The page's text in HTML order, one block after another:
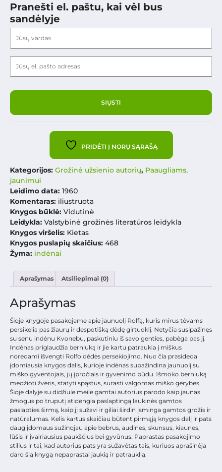
Pranešti el. paštu, kai vėl bus
sandėlyje
PRIDĖTI Į NORŲ SĄRAŠĄ
Kategorijos: Grožinė užsienio autorių, Paaugliams,
jaunimui
Leidimo data: 1960
Komentaras: iliustruota
Knygos būklė: Vidutinė
Leidykla: Valstybinė grožinės literatūros leidykla
Knygos viršelis: Kietas
Knygos puslapių skaičius: 468
Žyma: indėnai
Aprašymas Atsiliepimai (0)
Aprašymas
Šioje knygoje pasakojame apie jaunuolį Rolfą, kuris mirus tėvams
persikelia pas žiaurų ir despotišką dėdę girtuoklį. Netyčia susipažinęs
su senu indėnu Kvonebu, paskutiniu iš savo genties, pabėga pas jį.
Indėnas priglaudžia berniuką ir jie kartu patraukia į miškus
norėdami išvengti Rolfo dėdės persekiojimo. Nuo čia prasideda
įdomiausia knygos dalis, kurioje indėnas supažindina jaunuolį su
miško gyventojais, jų įpročiais ir gyvenimo būdu. Išmoko berniuką
medžioti žvėris, statyti spąstus, surasti valgomas miško gėrybes.
Šioje dalyje su didžiule meile gamtai autorius parodo kaip jaunas
žmogus po truputį atidengia paslaptingą laukinės gamtos
paslapties širmą, kaip jį sužavi ir giliai širdin įsminga gamtos grožis ir
natūralumas. Kelis kartus skaičiau būtent pirmąją knygos dalį ir pats
daug įdomaus sužinojau apie bebrus, audines, skunsus, kiaunes,
lūšis ir įvairiausius paukščius bei gyvūnus. Paprastas pasakojimo
stilius ir tai, kad autorius pats yra sužavėtas tais, kuriuos aprašinėja
daro šią knygą nepaprastai jaukią ir patrauklią.